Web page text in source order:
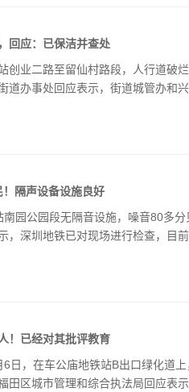
回应：已保洁并查处
创业二路至留仙村路段，人行道破
道办事处回应表示，街道城管办和
隔声设备设施良好
园公园段无隔音设施，噪音80多
，深圳地铁已对现场进行检查，目
！已经对其批评教育
日，在车公庙地铁站B出口绿化道
田区城市管理和综合执法局回应表